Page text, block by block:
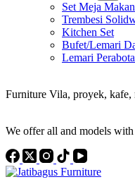
Set Meja Makan
Trembesi
Kitchen Set
Bufet/Lemari
Lemari
Furniture Vila, proyek,
We offer all and models with